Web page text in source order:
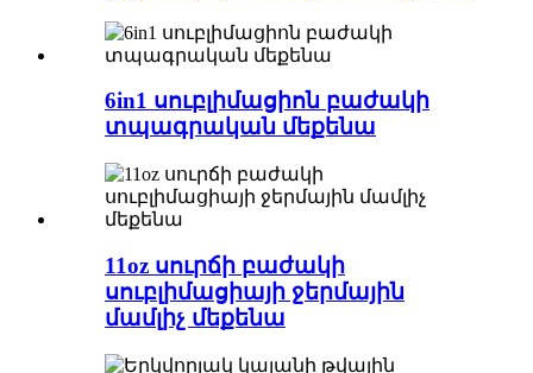
6in1 սուբլիմացիոն բաժակի
տպագրական մեքենա
11oz սուրճի բաժակի
սուբլիմացիայի ջերմային
մամլիչ մեքենա